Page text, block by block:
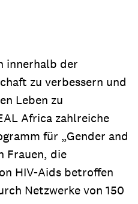
innerhalb der
zu verbessern und
Leben zu
Africa zahlreiche
für „Gender and
Frauen, die
HIV-Aids betroffen
Netzwerke von 150